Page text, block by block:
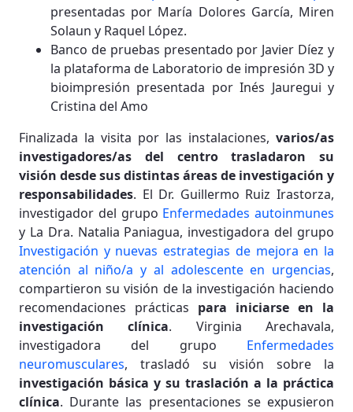
presentadas por María Dolores García, Miren
Solaun y Raquel López.
Banco de pruebas presentado por Javier Díez y
la plataforma de Laboratorio de impresión 3D y
bioimpresión presentada por Inés Jauregui y
Cristina del Amo
Finalizada la visita por las instalaciones, varios/as
investigadores/as del centro trasladaron su
visión desde sus distintas áreas de investigación y
responsabilidades. El Dr. Guillermo Ruiz Irastorza,
investigador del grupo Enfermedades autoinmunes
y La Dra. Natalia Paniagua, investigadora del grupo
Investigación y nuevas estrategias de mejora en la
atención al niño/a y al adolescente en urgencias,
compartieron su visión de la investigación haciendo
recomendaciones prácticas para iniciarse en la
investigación clínica. Virginia Arechavala,
investigadora del grupo Enfermedades
neuromusculares, trasladó su visión sobre la
investigación básica y su traslación a la práctica
clínica. Durante las presentaciones se expusieron